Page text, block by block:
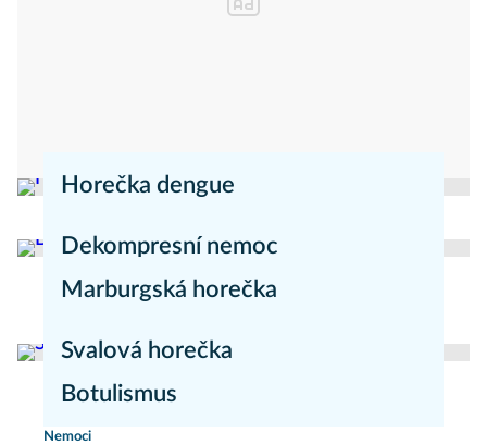
Horečka dengue
Dekompresní nemoc
Nemoci
Marburgská horečka
Svalová horečka
redakce Moje zdravíNemoci
Botulismus
Nemoci